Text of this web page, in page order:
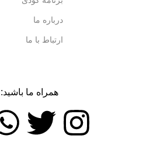
درباره ما
ارتباط با ما
همراه ما باشید: